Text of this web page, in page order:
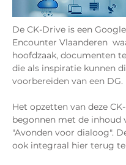
De CK-Drive is een
Encounter Vlaanderen
hoofdzaak, documenten
die als inspiratie kunnen
voorbereiden van een DG.
Het opzetten van deze
begonnen met de inhoud
"Avonden voor dialoog".
ook integraal hier terug te